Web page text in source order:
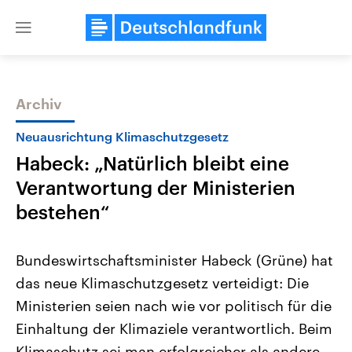
Close
Themen
2026
Alle Informationen
Sachsen-Anhalt wählt am 6.
September 2026 einen neuen
Landtag. Seit 2021 wird das
Bundesland von einer Koalition aus
Aktuelle Beiträge,
Hintergründe
Wirtschaftlich und
gehören die Vereinigten
den mächtigsten Ländern
mit großem Einfluss auf
Archiv
Neuausrichtung Klimaschutzgesetz
Habeck: „Natürlich bleibt eine
Verantwortung der Ministerien
bestehen“
Bundeswirtschaftsminister Habeck (Grüne) hat
das neue Klimaschutzgesetz verteidigt: Die
Ministerien seien nach wie vor politisch für die
Einhaltung der Klimaziele verantwortlich. Beim